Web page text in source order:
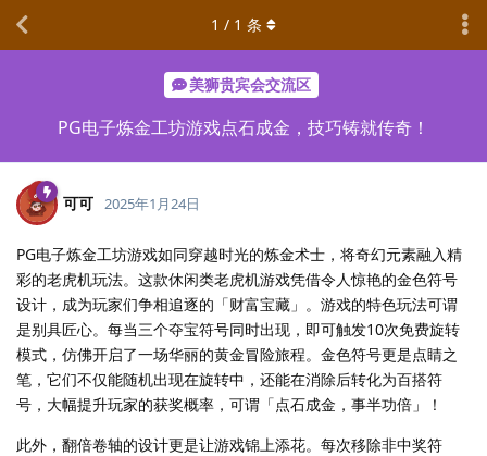
美狮贵宾会交流区
PG电子炼金工坊游戏点石成金，技巧铸就传奇！
1 / 1 条
可可 2025年1月24日
PG电子炼金工坊游戏如同穿越时光的炼金术士，将奇幻元素融入精
彩的老虎机玩法。这款休闲类老虎机游戏凭借令人惊艳的金色符号
设计，成为玩家们争相追逐的「财富宝藏」。游戏的特色玩法可谓
是别具匠心。每当三个夺宝符号同时出现，即可触发10次免费旋转
模式，仿佛开启了一场华丽的黄金冒险旅程。金色符号更是点睛之
笔，它们不仅能随机出现在旋转中，还能在消除后转化为百搭符
号，大幅提升玩家的获奖概率，可谓「点石成金，事半功倍」！
此外，翻倍卷轴的设计更是让游戏锦上添花。每次移除非中奖符